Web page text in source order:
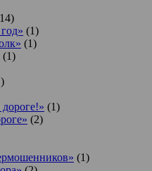
(1)
(1)
(1)
(1)
(2)
(1)